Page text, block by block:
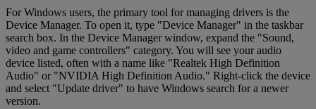
For Windows users, the primary tool for managing drivers is the
Device Manager. To open it, type "Device Manager" in the taskbar
search box. In the Device Manager window, expand the "Sound,
video and game controllers" category. You will see your audio
device listed, often with a name like "Realtek High Definition
Audio" or "NVIDIA High Definition Audio." Right-click the device
and select "Update driver" to have Windows search for a newer
version.